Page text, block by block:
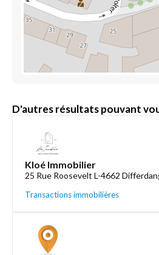
D'autres résultats pouvant
Kloé Immobilier
25 Rue Roosevelt L-4662
Transactions immobilières